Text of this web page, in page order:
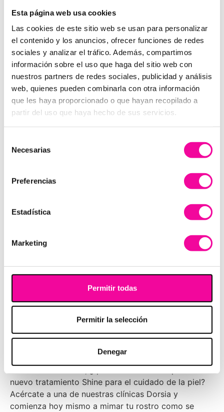
Esta página web usa cookies
Las cookies de este sitio web se usan para personalizar
el contenido y los anuncios, ofrecer funciones de redes
sociales y analizar el tráfico. Además, compartimos
información sobre el uso que haga del sitio web con
nuestros partners de redes sociales, publicidad y análisis
web, quienes pueden combinarla con otra información
que les haya proporcionado o que hayan recopilado a
partir del uso que haya hecho de sus servicios.
Necesarias
Preferencias
Estadística
Marketing
Permitir todas
Permitir la selección
Denegar
prematuro son algunas de las principales causas de
que nuestra piel vaya perdiendo, lentamente, esa
elasticidad, firmeza, luminosidad y brillo de años
atrás.
Ante esa situación Dorsia ha creado un nuevo
tratamiento para combatir estas molestias en la piel
tan frecuentes: Shine. Esta técnica demesoterapia
con ácido hialurónico no reticuladose aplica por
medio depequeñas microinyecciones indoloras
las zonas que más lo necesiten.
Gracias a este método se puede llegar a penetrar en
prolongar así el
tiene en el rostro.
piel mucho más hidratada y con
. Todo el mundo se dará cuenta que
te has hecho algo, sin saber exactamente qué es.
Pero esto no es todo. Si hay algo que nos tiene
absolutamente enamoradas de este tratamiento
la aparición de arrugas y mejorar también las
posibles alteraciones cutáneas de las capas más
El efecto en la dermis es prácticamente de
tratamientos anti-aging flash de esta nueva
nuevo tratamiento Shine para el cuidado de la piel?
Acércate a una de nuestras clínicas Dorsia y
comienza hoy mismo a mimar tu rostro como se